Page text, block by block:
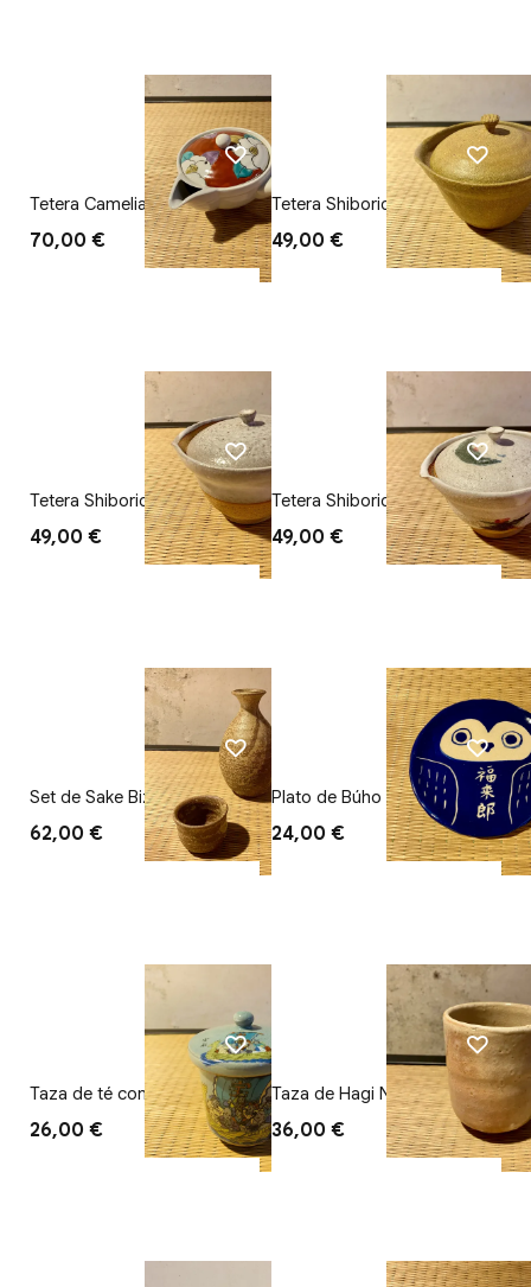
Tetera Camelia
70,00 €
Tetera Shiboridashi Tsuchi
49,00 €
Tetera Shiboridashi Koyuki
49,00 €
Tetera Shiboridashi Haru
49,00 €
Set de Sake Bizen
62,00 €
Plato de Búho azul
24,00 €
Taza de té con tapa 7 dioses
26,00 €
Taza de Hagi Nuve
36,00 €